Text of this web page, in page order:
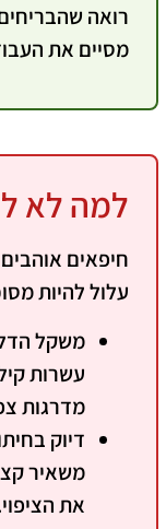
רואה
מסיים את
למה לא
חיפאים
עלול להיות
משקל
עשרות
מדרגות
דיוק
משאיר
את